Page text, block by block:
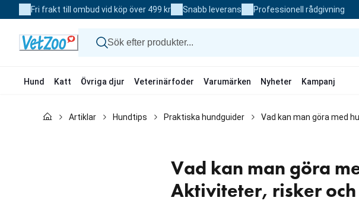
to
Fri frakt till ombud vid köp över 499 kr Snabb leverans Professionell rådgivning
Hund Katt Övriga djur Veterinärfoder Varumärken Nyheter Kampanj
Artiklar Hundtips Praktiska hundguider Vad kan man göra med
Vad kan man göra
Aktiviteter, risker